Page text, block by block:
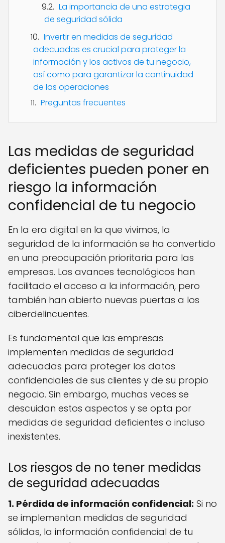
La importancia de una estrategia
de seguridad sólida
Invertir en medidas de seguridad
adecuadas es crucial para proteger la
información y los activos de tu negocio,
así como para garantizar la continuidad
de las operaciones
Preguntas frecuentes
Las medidas de seguridad
deficientes pueden poner en
riesgo la información
confidencial de tu negocio
En la era digital en la que vivimos, la
seguridad de la información se ha convertido
en una preocupación prioritaria para las
empresas. Los avances tecnológicos han
facilitado el acceso a la información, pero
también han abierto nuevas puertas a los
ciberdelincuentes.
Es fundamental que las empresas
implementen medidas de seguridad
adecuadas para proteger los datos
confidenciales de sus clientes y de su propio
negocio. Sin embargo, muchas veces se
descuidan estos aspectos y se opta por
medidas de seguridad deficientes o incluso
inexistentes.
Los riesgos de no tener medidas
de seguridad adecuadas
1. Pérdida de información confidencial: Si no
se implementan medidas de seguridad
sólidas, la información confidencial de tu